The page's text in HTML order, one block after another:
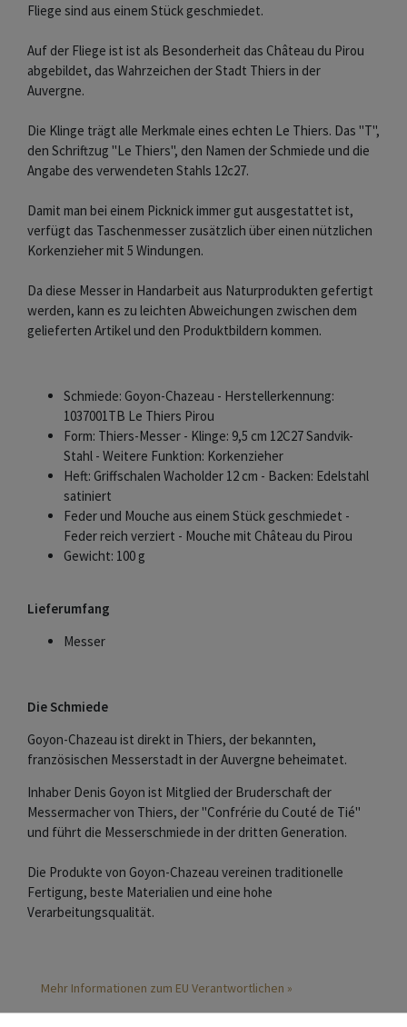
Fliege sind aus einem Stück geschmiedet.
Auf der Fliege ist ist als Besonderheit das Château du Pirou
abgebildet, das Wahrzeichen der Stadt Thiers in der
Auvergne.
Die Klinge trägt alle Merkmale eines echten Le Thiers. Das "T",
den Schriftzug "Le Thiers", den Namen der Schmiede und die
Angabe des verwendeten Stahls 12c27.
Damit man bei einem Picknick immer gut ausgestattet ist,
verfügt das Taschenmesser zusätzlich über einen nützlichen
Korkenzieher mit 5 Windungen.
Da diese Messer in Handarbeit aus Naturprodukten gefertigt
werden, kann es zu leichten Abweichungen zwischen dem
gelieferten Artikel und den Produktbildern kommen.
Schmiede: Goyon-Chazeau - Herstellerkennung:
1037001TB Le Thiers Pirou
Form: Thiers-Messer - Klinge: 9,5 cm 12C27 Sandvik-
Stahl - Weitere Funktion: Korkenzieher
Heft: Griffschalen Wacholder 12 cm - Backen: Edelstahl
satiniert
Feder und Mouche aus einem Stück geschmiedet -
Feder reich verziert - Mouche mit Château du Pirou
Gewicht: 100 g
Lieferumfang
Messer
Die Schmiede
Goyon-Chazeau ist direkt in Thiers, der bekannten,
französischen Messerstadt in der Auvergne beheimatet.
Inhaber Denis Goyon ist Mitglied der Bruderschaft der
Messermacher von Thiers, der "Confrérie du Couté de Tié"
und führt die Messerschmiede in der dritten Generation.
Die Produkte von Goyon-Chazeau vereinen traditionelle
Fertigung, beste Materialien und eine hohe
Verarbeitungsqualität.
Mehr Informationen zum EU Verantwortlichen »